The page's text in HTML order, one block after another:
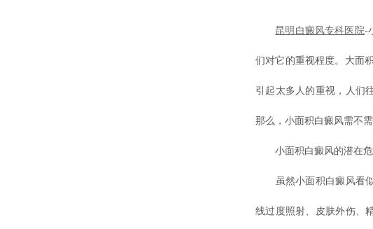
昆明白癜风专科医院-
们对它的重视程度。大面
引起太多人的重视，人们
那么，小面积白癜风需不
小面积白癜风的潜在
虽然小面积白癜风看似
线过度照射、皮肤外伤、